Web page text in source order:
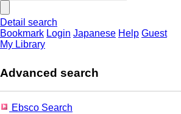
Detail search
Bookmark Login Japanese Help Guest
My Library
Advanced search
Ebsco Search